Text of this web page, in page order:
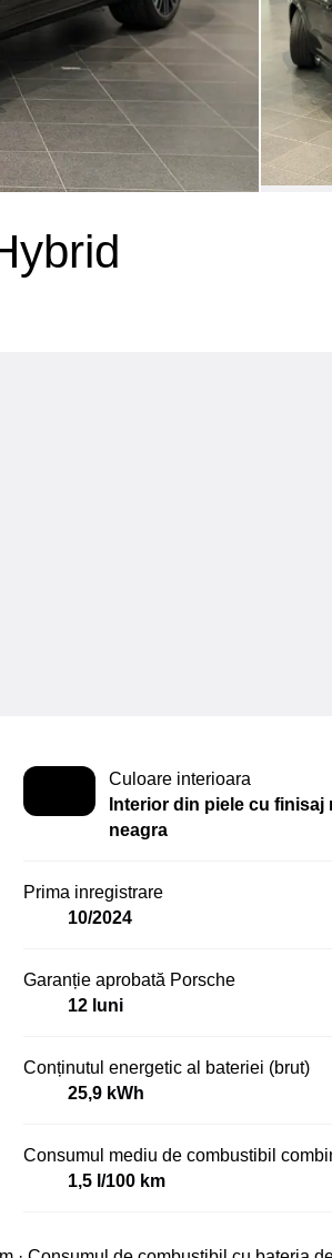
Culoare interioara
Interior din piele cu finisaj
neagra
Prima inregistrare
10/2024
Garanție aprobată Porsche
12 luni
Conținutul energetic al bateriei (brut)
25,9 kWh
Consumul mediu de combustibil
1,5 l/100 km